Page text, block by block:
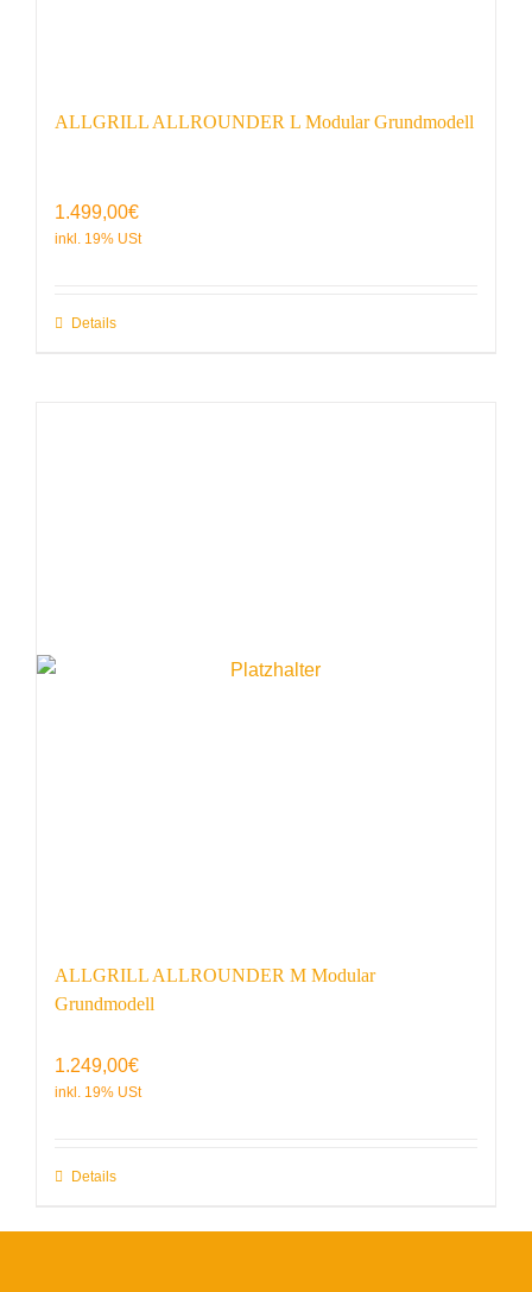
ALLGRILL ALLROUNDER L Modular Grundmodell
1.499,00€
Details
ALLGRILL ALLROUNDER M Modular
Grundmodell
1.249,00€
Details